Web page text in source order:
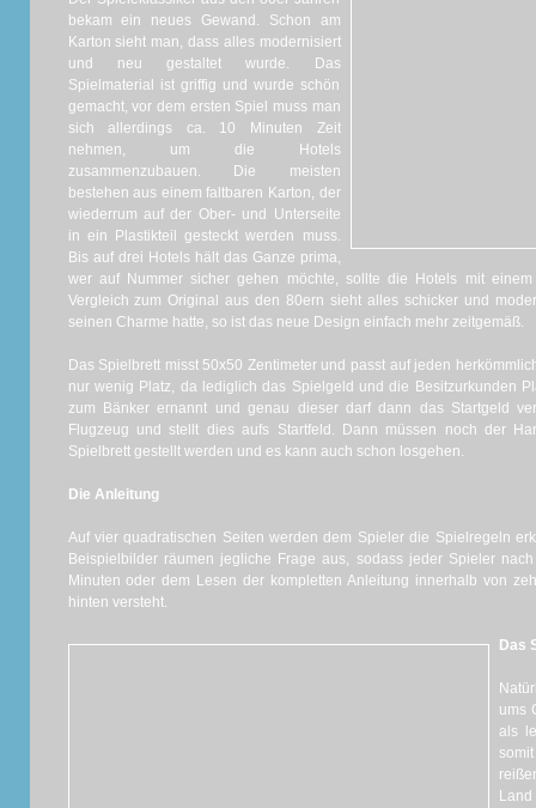
bekam ein neues Gewand. Schon am
Karton sieht man, dass alles modernisiert
und neu gestaltet wurde. Das
Spielmaterial ist griffig und wurde schön
gemacht, vor dem ersten Spiel muss man
sich allerdings ca. 10 Minuten Zeit
nehmen, um die Hotels
zusammenzubauen. Die meisten
bestehen aus einem faltbaren Karton, der
wiederrum auf der Ober- und Unterseite
in ein Plastikteil gesteckt werden muss.
Bis auf drei Hotels hält das Ganze prima,
wer auf Nummer sicher gehen möchte, sollte die Hotels mit einem
Vergleich zum Original aus den 80ern sieht alles schicker und
seinen Charme hatte, so ist das neue Design einfach mehr zeitgemäß.
Das Spielbrett misst 50x50 Zentimeter und passt auf jeden
nur wenig Platz, da lediglich das Spielgeld und die Besitzurkunden
zum Bänker ernannt und genau dieser darf dann das Startgeld
Flugzeug und stellt dies aufs Startfeld. Dann müssen noch der
Spielbrett gestellt werden und es kann auch schon losgehen.
Die Anleitung
Auf vier quadratischen Seiten werden dem Spieler die Spielregeln
Beispielbilder räumen jegliche Frage aus, sodass jeder Spieler
Minuten oder dem Lesen der kompletten Anleitung innerhalb von
hinten versteht.
Das
ums
als